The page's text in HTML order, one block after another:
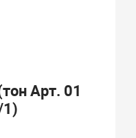
Арт. 01
1)